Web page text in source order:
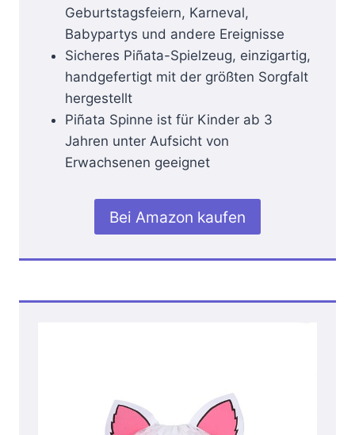
Geburtstagsfeiern, Karneval,
Babypartys und andere Ereignisse
Sicheres Piñata-Spielzeug, einzigartig,
handgefertigt mit der größten Sorgfalt
hergestellt
Piñata Spinne ist für Kinder ab 3
Jahren unter Aufsicht von
Erwachsenen geeignet
Bei Amazon kaufen